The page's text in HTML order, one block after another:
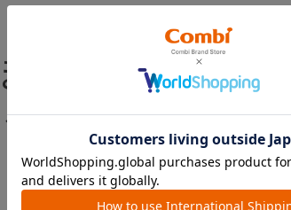
っかぽか！ベ
ビーカー専用